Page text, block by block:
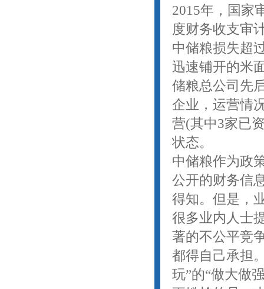
2015年，国家
度财务收支审
中储粮损失超
迅速铺开的米
储粮总公司先
企业，运营情
营(其中3家已
状态。
中储粮作为政
公开的财务信
得知。但是，
很多业内人士
著的不公平竞
都得自己承担
玩”的“做大做